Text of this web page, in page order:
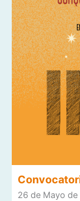
26 de Mayo